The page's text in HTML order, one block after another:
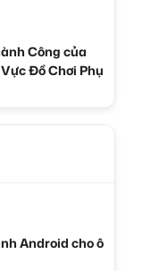
Công của
Đồ Chơi Phụ
Android cho ô